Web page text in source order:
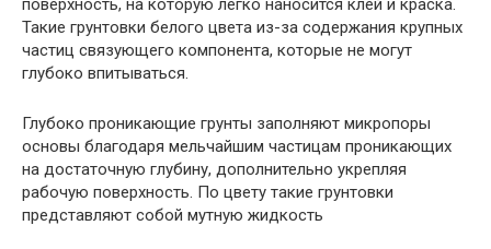
Такие грунтовки белого цвета из-за содержания крупных
частиц связующего компонента, которые не могут
глубоко впитываться.
Глубоко проникающие грунты заполняют микропоры
основы благодаря мельчайшим частицам проникающих
на достаточную глубину, дополнительно укрепляя
рабочую поверхность. По цвету такие грунтовки
представляют собой мутную жидкость